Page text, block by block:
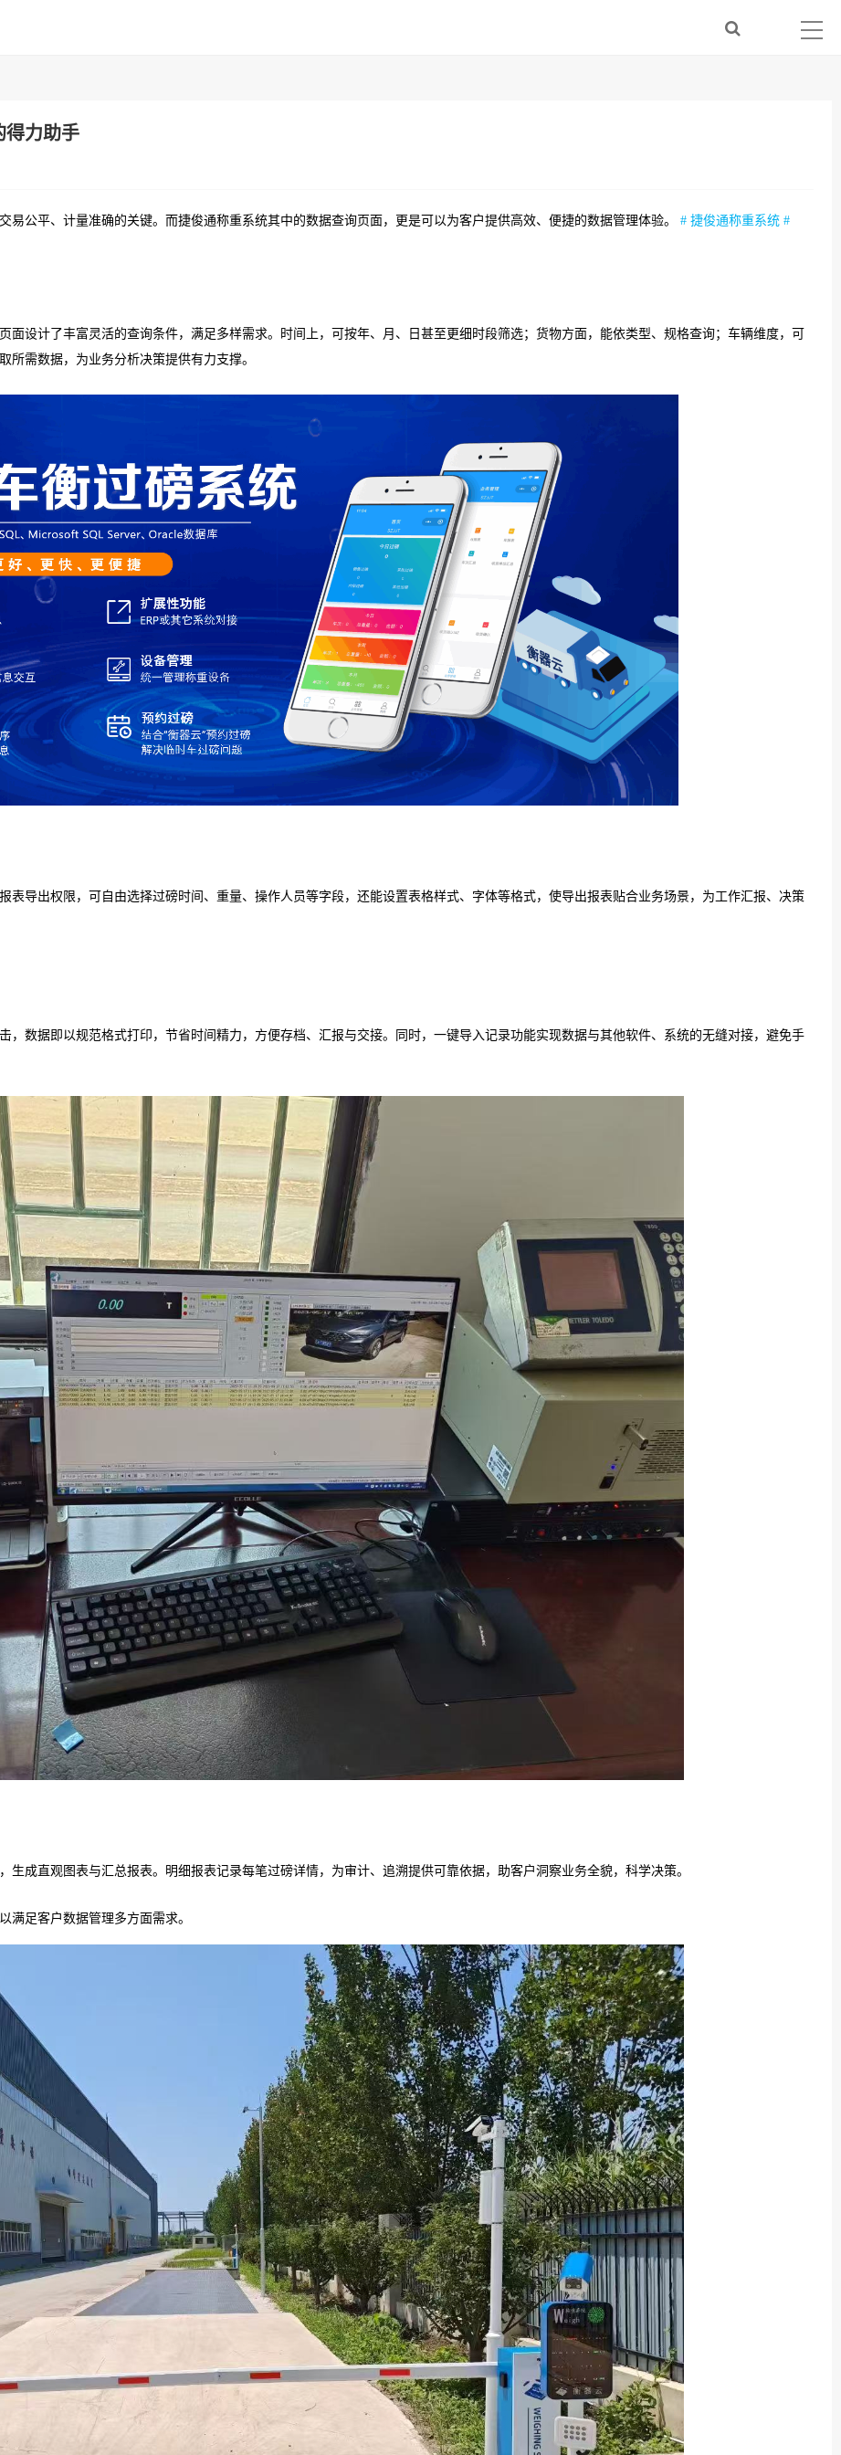
得力助手
公平、计量准确的关键。而捷俊通称重系统其中的数据查询页面，更是可以为客户提供高效、便捷的数据管理体验。 # 捷俊通称重系统 #
设计了丰富灵活的查询条件，满足多样需求。时间上，可按年、月、日甚至更细时段筛选；货物方面，能依类型、规格查询；车辆维度，可
需数据，为业务分析决策提供有力支撑。
表导出权限，可自由选择过磅时间、重量、操作人员等字段，还能设置表格样式、字体等格式，使导出报表贴合业务场景，为工作汇报、决策
，数据即以规范格式打印，节省时间精力，方便存档、汇报与交接。同时，一键导入记录功能实现数据与其他软件、系统的无缝对接，避免手
成直观图表与汇总报表。明细报表记录每笔过磅详情，为审计、追溯提供可靠依据，助客户洞察业务全貌，科学决策。
满足客户数据管理多方面需求。